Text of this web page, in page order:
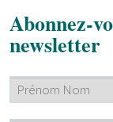
Abonnez-
newsletter